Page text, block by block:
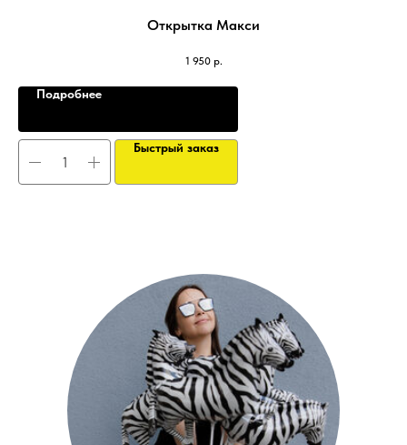
Открытка Макси
1 950 р.
Подробнее
Быстрый заказ